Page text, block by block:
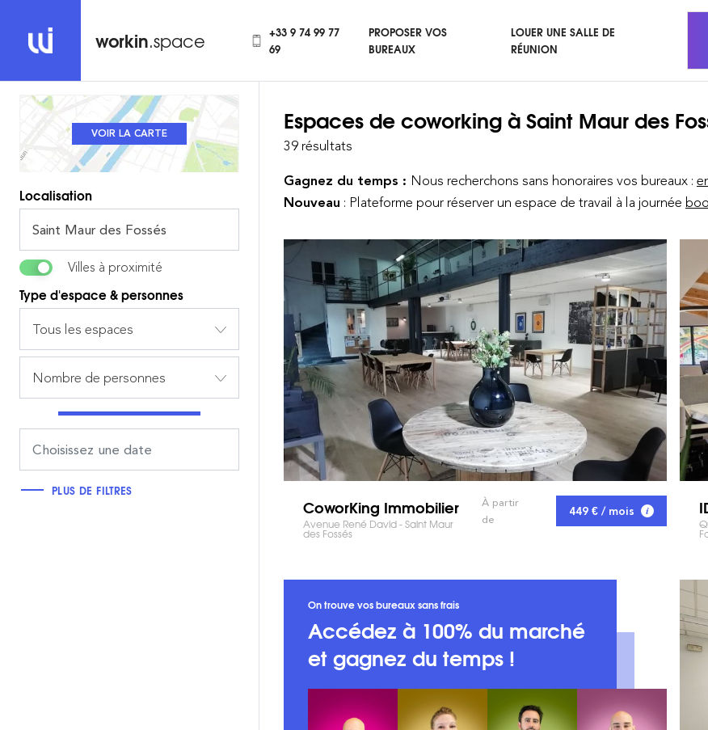
workin.space
+33 9 74 99 77
69
PROPOSER VOS
BUREAUX
LOUER UNE SALLE DE
RÉUNION
REVENIR À LA LISTE
VOIR LA CARTE
Localisation
Villes à proximité
Type d'espace & personnes
Tous les espaces
Nombre de personnes
PLUS DE FILTRES
Espaces de coworkingà Saint Maur des
39 résultats
Gagnez du temps : Nous recherchons sans honoraires vos bureaux :
Nouveau : Plateforme pour réserver un espace de travail à la journée
CoworKing Immobilier
Avenue René David - Saint Maur
des Fossés
À partir
de
449 € / mois
On trouve vos bureaux sans frais
Accédez à 100% du marché
et gagnez du temps !